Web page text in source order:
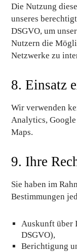
Die Nutzung
unseres
DSGVO, um
Nutzern die
Netzwerke zu
8. Einsatz
Wir verwenden
Analytics, Google
Maps.
9. Ihre
Sie haben im
Bestimmungen
Auskunft über
DSGVO),
Berichtigung